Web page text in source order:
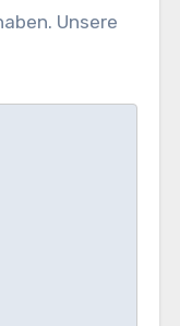
Unsere